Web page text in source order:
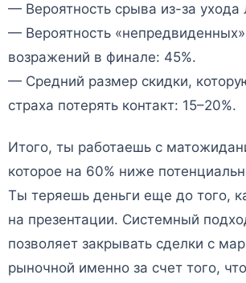
— Вероятность срыва из-за ухода
— Вероятность «непредвиденных»
возражений в финале: 45%.
— Средний размер скидки,
страха потерять контакт: 15–20%.
Итого, ты работаешь с
которое на 60% ниже
Ты теряешь деньги еще до того,
на презентации. Системный
позволяет закрывать сделки с
рыночной именно за счет того,